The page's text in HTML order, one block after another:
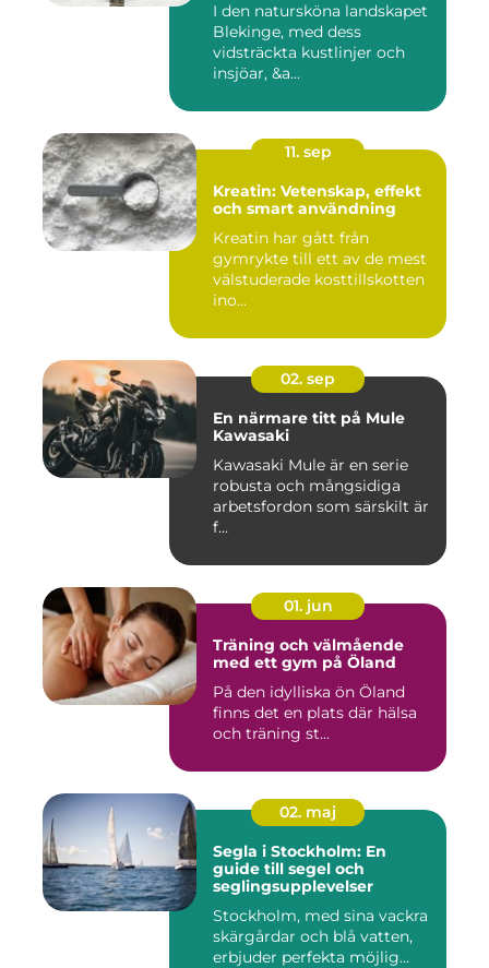
I den natursköna landskapet
Blekinge, med dess
vidsträckta kustlinjer och
insjöar, &a...
11. sep
Kreatin: Vetenskap, effekt
och smart användning
Kreatin har gått från
gymrykte till ett av de mest
välstuderade kosttillskotten
ino...
02. sep
En närmare titt på Mule
Kawasaki
Kawasaki Mule är en serie
robusta och mångsidiga
arbetsfordon som särskilt är
f...
01. jun
Träning och välmående
med ett gym på Öland
På den idylliska ön Öland
finns det en plats där hälsa
och träning st...
02. maj
Segla i Stockholm: En
guide till segel och
seglingsupplevelser
Stockholm, med sina vackra
skärgårdar och blå vatten,
erbjuder perfekta möjlig...